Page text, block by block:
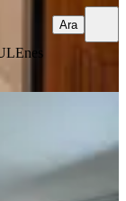
Enes
Ara